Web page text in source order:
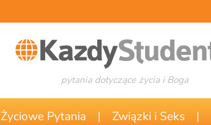
pytania dotyczące życia i Boga
Życiowe Pytania | Związki i Seks |